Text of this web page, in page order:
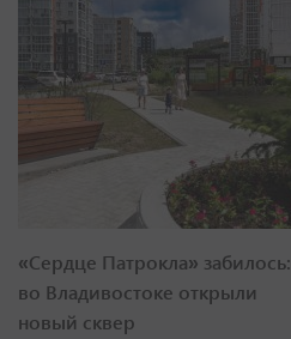
«Сердце Патрокла» забилось:
во Владивостоке открыли
новый сквер